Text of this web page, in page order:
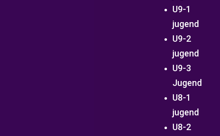
U9-1
jugend
U9-2
jugend
U9-3
Jugend
U8-1
jugend
U8-2